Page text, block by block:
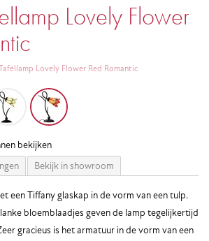
Lovely Flower
Lovely Flower Red Romantic
bekijken
Bekijk in showroom
een Tiffany glaskap in de vorm van een tulp.
bloemblaadjes geven de lamp tegelijkertijd
gracieus is het armatuur in de vorm van een